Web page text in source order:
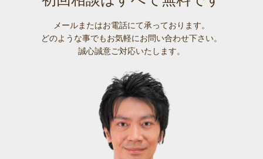
メールまたはお電話にて承っております。
どのような事でもお気軽にお問い合わせ下さい。
誠心誠意ご対応いたします。